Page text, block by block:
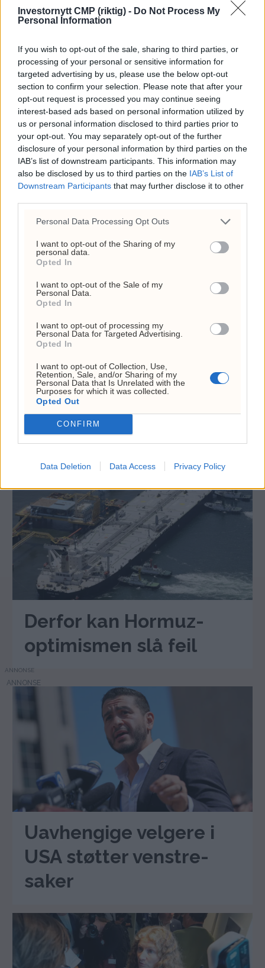
Investornytt CMP (riktig) - Do Not Process My
Personal Information
If you wish to opt-out of the sale, sharing to third parties, or
processing of your personal or sensitive information for
targeted advertising by us, please use the below opt-out
section to confirm your selection. Please note that after your
opt-out request is processed you may continue seeing
interest-based ads based on personal information utilized by
us or personal information disclosed to third parties prior to
your opt-out. You may separately opt-out of the further
disclosure of your personal information by third parties on the
IAB’s list of downstream participants. This information may
also be disclosed by us to third parties on the IAB’s List of
Downstream Participants that may further disclose it to other
Personal Data Processing Opt Outs
I want to opt-out of the Sharing of my
personal data.
Opted In
I want to opt-out of the Sale of my
Personal Data.
Opted In
I want to opt-out of processing my
Personal Data for Targeted Advertising.
Opted In
I want to opt-out of Collection, Use,
Retention, Sale, and/or Sharing of my
Personal Data that Is Unrelated with the
Purposes for which it was collected.
Opted Out
CONFIRM
Data Deletion Data Access Privacy Policy
ultimatum: Holder fast
Uventet svakt
arbeidsmarked i USA
Oljegigantene ruster
seg for en ny normal
Derfor kan Hormuz-
optimismen slå feil
ANNONSE
Uavhengige velgere i
USA støtter venstre-
saker